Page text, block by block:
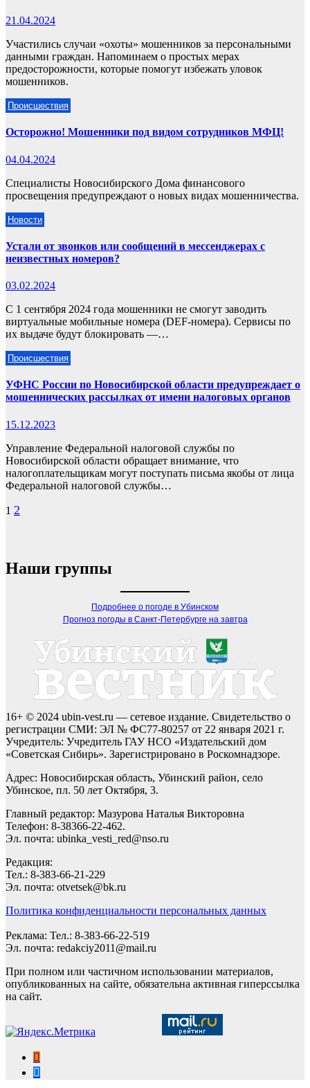
21.04.2024
Участились случаи «охоты» мошенников за персональными
данными граждан. Напоминаем о простых мерах
предосторожности, которые помогут избежать уловок
мошенников.
Происшествия
Осторожно! Мошенники под видом сотрудников МФЦ!
04.04.2024
Специалисты Новосибирского Дома финансового
просвещения предупреждают о новых видах мошенничества.
Новости
Устали от звонков или сообщений в мессенджерах с
неизвестных номеров?
03.02.2024
С 1 сентября 2024 года мошенники не смогут заводить
виртуальные мобильные номера (DEF-номера). Сервисы по
их выдаче будут блокировать —…
Происшествия
УФНС России по Новосибирской области предупреждает о
мошеннических рассылках от имени налоговых органов
15.12.2023
Управление Федеральной налоговой службы по
Новосибирской области обращает внимание, что
налогоплательщикам могут поступать письма якобы от лица
Федеральной налоговой службы…
Пагинация
1 2
Наши группы
Подробнее о погоде в Убинском
Прогноз погоды в Санкт-Петербурге на завтра
16+ © 2024 ubin-vest.ru — сетевое издание. Свидетельство о
регистрации СМИ: ЭЛ № ФС77-80257 от 22 января 2021 г.
Учредитель: Учредитель ГАУ НСО «Издательский дом
«Советская Сибирь». Зарегистрировано в Роскомнадзоре.
Адрес: Новосибирская область, Убинский район, село
Убинское, пл. 50 лет Октября, 3.
Главный редактор: Мазурова Наталья Викторовна
Телефон: 8-38366-22-462.
Эл. почта: ubinka_vesti_red@nso.ru
Редакция:
Тел.: 8-383-66-21-229
Эл. почта: otvetsek@bk.ru
Политика конфиденциальности персональных данных
Реклама: Тел.: 8-383-66-22-519
Эл. почта: redakciy2011@mail.ru
При полном или частичном использовании материалов,
опубликованных на сайте, обязательна активная гиперссылка
на сайт.